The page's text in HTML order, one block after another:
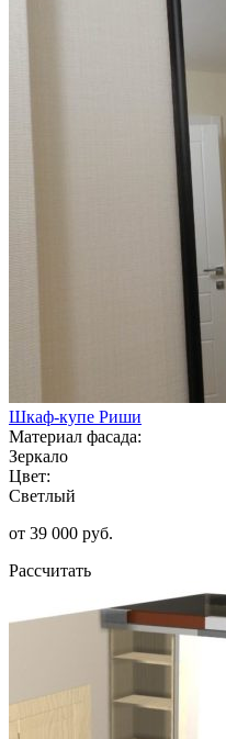
Шкаф-купе Риши
Материал фасада:
Зеркало
Цвет:
Светлый
от 39 000 руб.
Рассчитать